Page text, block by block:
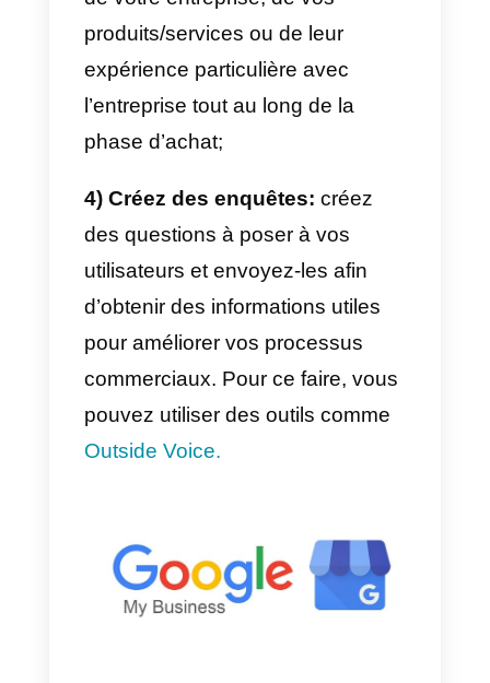
une multitude de raisons:
1) Ventes:WhatsApp est idéal
pour les e-commerce à la
recherche de nouveaux canaux
de vente. Il vous suffit d’informer
votre public cible que vous
pouvez être contacté via
WhatsApp pour attirer de
nouveaux prospects;
WhatsApp pour demander une
assistance et vous créerez une